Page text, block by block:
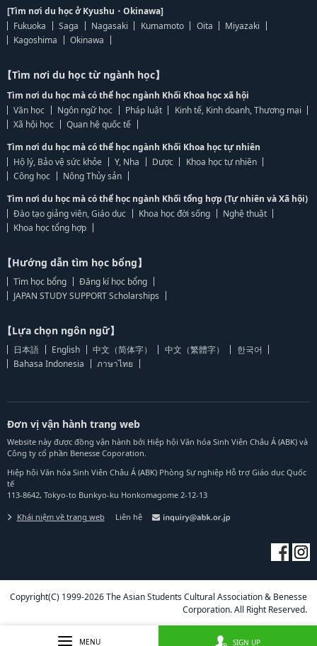
[Tìm nơi du học ở Kyushu・Okinawa]
Fukuoka
Saga Nagasaki Kumamoto Oita
Miyazaki
Kagoshima
Okinawa
【Tìm nơi du học từ ngành học】
Tìm nơi du học mà có thể học ngành Khối Khoa học xã hội
Văn học
Ngôn ngữ học Pháp luật
Kinh tế, Kinh doanh, Thương mại
Xã hội học
Quan hệ quốc tế
Tìm nơi du học mà có thể học ngành Khối Khoa học tự nhiên
Hộ lý, Bảo vệ sức khỏe
Y, Nha Dược
Khoa học tự nhiên
Công học
Nông Thủy sản
Tìm nơi du học mà có thể học ngành Khối tổng hợp (Tự nhiên và Xã hội)
Đào tạo giảng viên, Giáo dục
Khoa học đời sống
Nghệ thuật
Khoa học tổng hợp
【Hướng dẫn tìm học bổng】
Tìm học bổng
Đăng kí học bổng
JAPAN STUDY SUPPORT Scholarships
【Lựa chọn ngôn ngữ】
日本語 English 中文（简体字） 中文（繁體字）
한국어
Bahasa Indonesia
ภาษาไทย
Đơn vị vận hành trang web
Website này được đồng vận hành bởi Hiệp hội Văn hóa Sinh Viên Châu Á (ABK) và
Công ty cổ phần Benesse Coporation.
Hiệp hội Văn hóa Sinh Viên Châu Á (ABK) Phòng Sự nghiệp Hỗ trợ Giáo dục Quốc
tế
113-8642, Tokyo-to Bunkyo-ku Honkomagome 2-12-13
Khái niệm về trang web Liên hệ
Copyright(C) 1999-2026 The Asian Students Cultural Association & Benesse
Corporation. All Right Reserved.
MENU SIGN UP